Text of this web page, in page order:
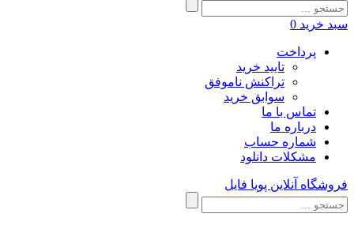
سبد خرید 0
پرداخت
تایید خرید
تراکنش ناموفق
سوابق خرید
تماس با ما
درباره ما
شماره حساب
مشکلات دانلود
فروشگاه آنلاین پویا فایل